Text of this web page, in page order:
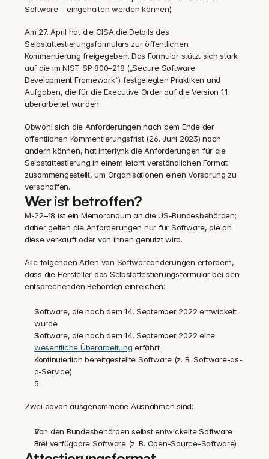
Software – eingehalten werden können).
Am 27. April hat die CISA die Details des
Selbstattestierungsformulars zur öffentlichen
Kommentierung freigegeben. Das Formular stützt sich stark
auf die im NIST SP 800–218 („Secure Software
Development Framework“) festgelegten Praktiken und
Aufgaben, die für die Executive Order auf die Version 1.1
überarbeitet wurden.
Obwohl sich die Anforderungen nach dem Ende der
öffentlichen Kommentierungsfrist (26. Juni 2023) noch
ändern können, hat Interlynk die Anforderungen für die
Selbstattestierung in einem leicht verständlichen Format
zusammengestellt, um Organisationen einen Vorsprung zu
verschaffen.
Wer ist betroffen?
M-22–18 ist ein Memorandum an die US-Bundesbehörden;
daher gelten die Anforderungen nur für Software, die an
diese verkauft oder von ihnen genutzt wird.
Alle folgenden Arten von Softwareänderungen erfordern,
dass die Hersteller das Selbstattestierungsformular bei den
entsprechenden Behörden einreichen:
Software, die nach dem 14. September 2022 entwickelt
wurde
wesentliche Überarbeitung erfährt
Kontinuierlich bereitgestellte Software (z. B. Software-as-
a-Service)
Zwei davon ausgenommene Ausnahmen sind:
Von den Bundesbehörden selbst entwickelte Software
Frei verfügbare Software (z. B. Open-Source-Software)